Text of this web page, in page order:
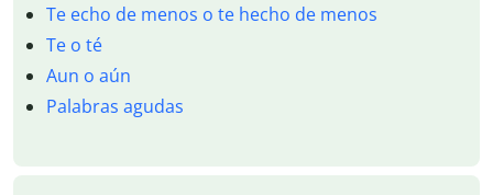
Te echo de menos o te hecho de menos
Te o té
Aun o aún
Palabras agudas